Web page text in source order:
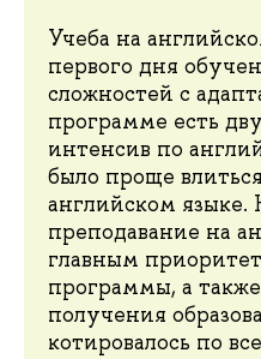
Учеба на
первого дня
сложностей с
программе есть
интенсив по
было проще
английском языке.
преподавание на
главным
программы, а
получения
котировалось по